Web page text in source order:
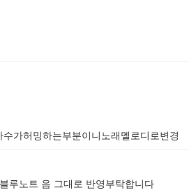
가허밍하는부분이니노래멜로디로변경
루노트 음 그대로 반영부탁합니다